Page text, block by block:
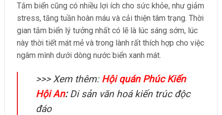
Tắm biển cũng có nhiều lợi ích cho sức khỏe, như giảm
stress, tăng tuần hoàn máu và cải thiện tâm trạng. Thời
gian tắm biển lý tưởng nhất có lẽ là lúc sáng sớm, lúc
này thời tiết mát mẻ và trong lành rất thích hợp cho việc
ngâm mình dưới dòng nước biển xanh mát.
>>> Xem thêm: Hội quán Phúc Kiến
Hội An:Di sản văn hoá kiến trúc độc
đáo